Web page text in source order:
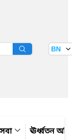
BN
ঊর্ধ্বতন